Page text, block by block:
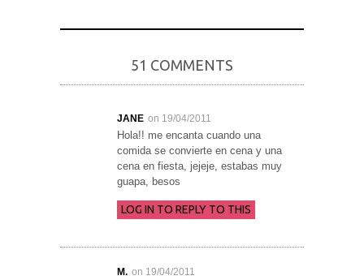
51 COMMENTS
JANE on 19/04/2011
Hola!! me encanta cuando una
comida se convierte en cena y una
cena en fiesta, jejeje, estabas muy
guapa, besos
LOG IN TO REPLY TO THIS
M. on 19/04/2011